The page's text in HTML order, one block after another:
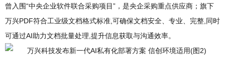
曾入围“中央企业软件联合采购项目”，是央企采购重点供应商；旗下
万兴PDF符合工业级文档格式标准,可确保文档安全、专业、完整,同时
可通过AI助力文档批量处理,提升信息获取与沟通效率。